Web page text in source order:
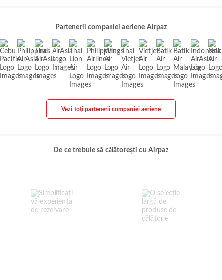
Partenerii companiei aeriene Airpaz
Vezi toți partenerii companiei aeriene
De ce trebuie să călătorești cu Airpaz